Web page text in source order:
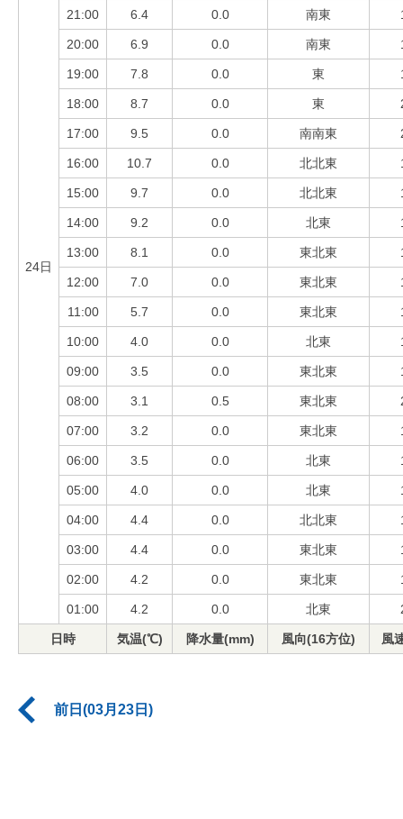
24日
21:00 6.4 0.0 南東
20:00 6.9 0.0 南東
19:00 7.8 0.0 東
18:00 8.7 0.0 東
17:00 9.5 0.0 南南東
16:00 10.7 0.0 北北東
15:00 9.7 0.0 北北東
14:00 9.2 0.0 北東
13:00 8.1 0.0 東北東
12:00 7.0 0.0 東北東
11:00 5.7 0.0 東北東
10:00 4.0 0.0 北東
09:00 3.5 0.0 東北東
08:00 3.1 0.5 東北東
07:00 3.2 0.0 東北東
06:00 3.5 0.0 北東
05:00 4.0 0.0 北東
04:00 4.4 0.0 北北東
03:00 4.4 0.0 東北東
02:00 4.2 0.0 東北東
01:00 4.2 0.0 北東
日時 気温(℃) 降水量(mm) 風向(16方位) 風
前日(03月23日)